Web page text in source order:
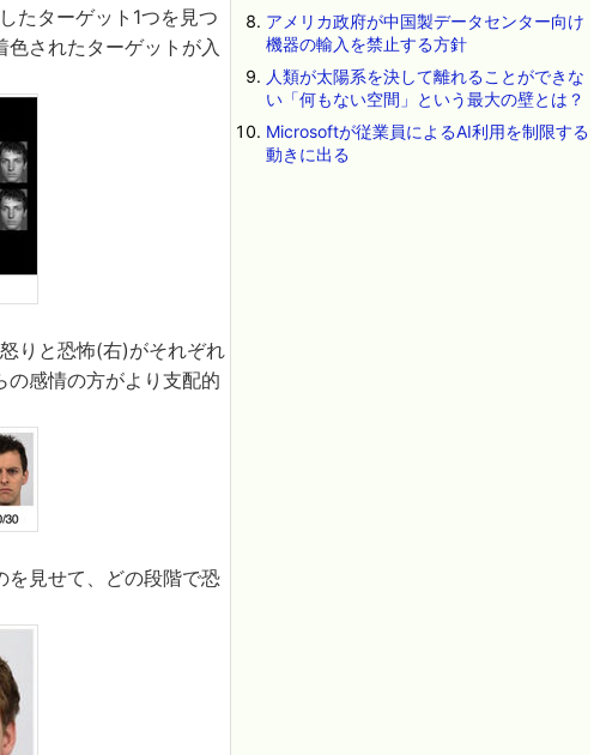
たターゲット1つを見つ
されたターゲットが入
りと恐怖(右)がそれぞれ
の感情の方がより支配的
を見せて、どの段階で恐
アメリカ政府が中国製データセンター向け
機器の輸入を禁止する方針
人類が太陽系を決して離れることができな
い「何もない空間」という最大の壁とは？
Microsoftが従業員によるAI利用を制限する
動きに出る